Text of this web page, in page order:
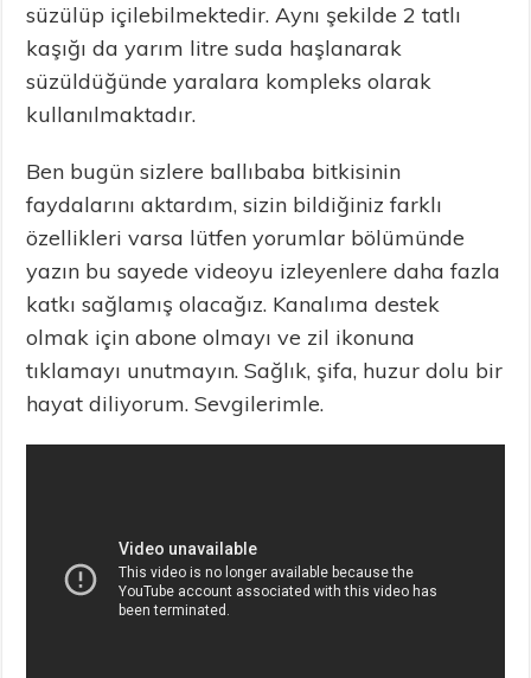
süzülüp içilebilmektedir. Aynı şekilde 2 tatlı
kaşığı da yarım litre suda haşlanarak
süzüldüğünde yaralara kompleks olarak
kullanılmaktadır.
Ben bugün sizlere ballıbaba bitkisinin
faydalarını aktardım, sizin bildiğiniz farklı
özellikleri varsa lütfen yorumlar bölümünde
yazın bu sayede videoyu izleyenlere daha fazla
katkı sağlamış olacağız. Kanalıma destek
olmak için abone olmayı ve zil ikonuna
tıklamayı unutmayın. Sağlık, şifa, huzur dolu bir
hayat diliyorum. Sevgilerimle.